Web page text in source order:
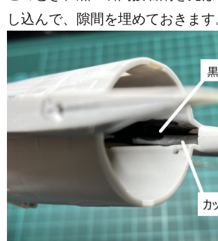
し込んで、隙間を埋めておきます